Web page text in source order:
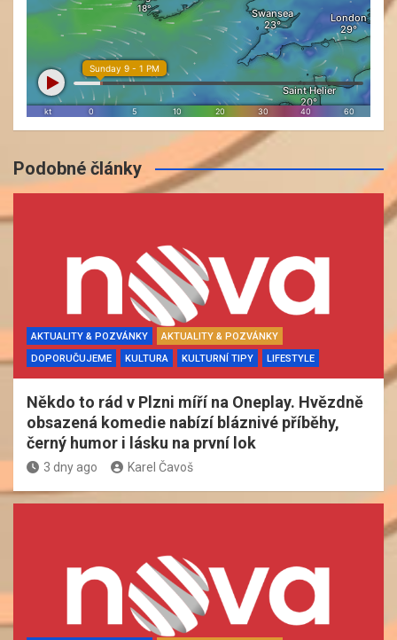
Podobné články
AKTUALITY & POZVÁNKY
AKTUALITY & POZVÁNKY
DOPORUČUJEME
KULTURA KULTURNÍ TIPY LIFESTYLE
Někdo to rád v Plzni míří na Oneplay. Hvězdně
obsazená komedie nabízí bláznivé příběhy,
černý humor i lásku na první lok
3 dny ago Karel Čavoš